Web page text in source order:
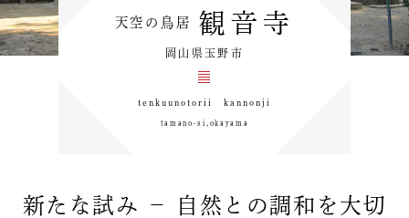
天空の鳥居 観音寺
岡山県玉野市
tenkuunotorii kannonji
tamano-si,okayama
新たな試み － 自然との調和を大切